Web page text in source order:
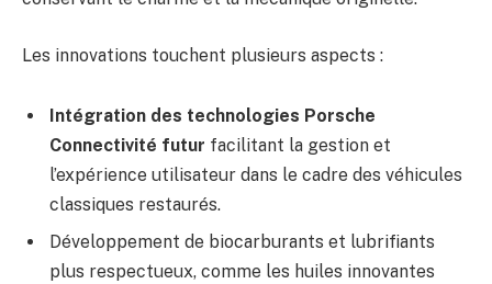
Les innovations touchent plusieurs aspects :
Intégration des technologies Porsche
Connectivité futur facilitant la gestion et
l’expérience utilisateur dans le cadre des véhicules
classiques restaurés.
Développement de biocarburants et lubrifiants
plus respectueux, comme les huiles innovantes